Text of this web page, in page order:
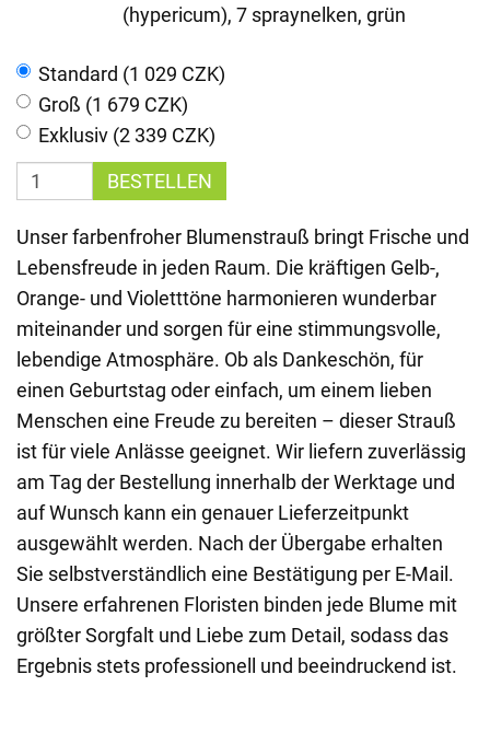
(hypericum), 7 spraynelken, grün
Standard (1 029 CZK)
Groß (1 679 CZK)
Exklusiv (2 339 CZK)
BESTELLEN
Unser farbenfroher Blumenstrauß bringt Frische und
Lebensfreude in jeden Raum. Die kräftigen Gelb-,
Orange- und Violetttöne harmonieren wunderbar
miteinander und sorgen für eine stimmungsvolle,
lebendige Atmosphäre. Ob als Dankeschön, für
einen Geburtstag oder einfach, um einem lieben
Menschen eine Freude zu bereiten – dieser Strauß
ist für viele Anlässe geeignet. Wir liefern zuverlässig
am Tag der Bestellung innerhalb der Werktage und
auf Wunsch kann ein genauer Lieferzeitpunkt
ausgewählt werden. Nach der Übergabe erhalten
Sie selbstverständlich eine Bestätigung per E-Mail.
Unsere erfahrenen Floristen binden jede Blume mit
größter Sorgfalt und Liebe zum Detail, sodass das
Ergebnis stets professionell und beeindruckend ist.